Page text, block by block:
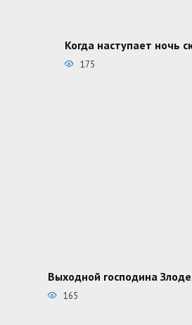
Когда наступает ночь
175
Выходной господина
165